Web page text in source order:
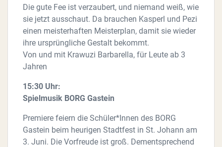
Die gute Fee ist verzaubert, und niemand weiß, wie
sie jetzt ausschaut. Da brauchen Kasperl und Pezi
einen meisterhaften Meisterplan, damit sie wieder
ihre ursprüngliche Gestalt bekommt.
Von und mit Krawuzi Barbarella, für Leute ab 3
Jahren
15:30 Uhr:
Spielmusik BORG Gastein
Premiere feiern die Schüler*Innen des BORG
Gastein beim heurigen Stadtfest in St. Johann am
3. Juni. Die Vorfreude ist groß. Dementsprechend